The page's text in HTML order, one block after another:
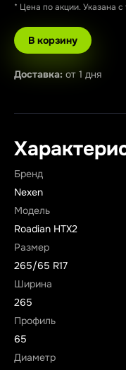
* Цена по акции. Указана
В корзину
Доставка: от 1 дня
Бренд
Nexen
Модель
Roadian HTX2
Размер
265/65 R17
Ширина
265
Профиль
65
Диаметр